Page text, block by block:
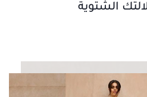
الشتوية